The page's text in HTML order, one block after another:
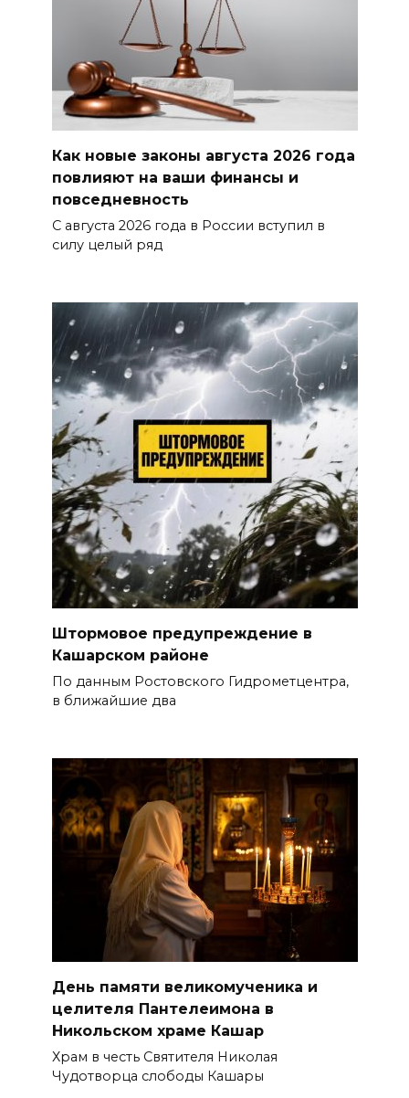
Как новые законы августа 2026 года
повлияют на ваши финансы и
повседневность
С августа 2026 года в России вступил в
силу целый ряд
Штормовое предупреждение в
Кашарском районе
По данным Ростовского Гидрометцентра,
в ближайшие два
День памяти великомученика и
целителя Пантелеимона в
Никольском храме Кашар
Храм в честь Святителя Николая
Чудотворца слободы Кашары